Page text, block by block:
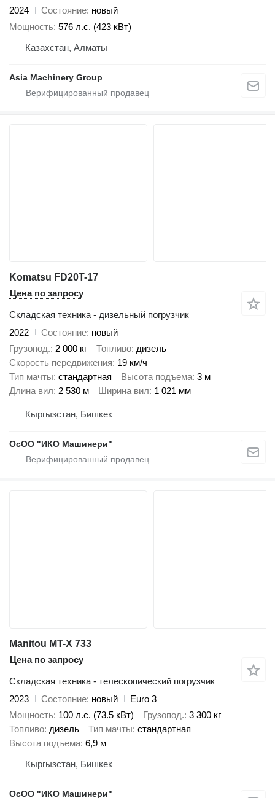
2024
Состояние новый
Мощность 576 л.с. (423 кВт)
Казахстан, Алматы
Asia Machinery Group
Komatsu FD20T-17
Цена по запросу
Складская техника - дизельный погрузчик
2022
Состояние новый
Грузопод. 2 000 кг Топливо дизель
Скорость передвижения 19 км/ч
Тип мачты стандартная Высота подъема 3 м
Длина вил 2 530 м Ширина вил 1 021 мм
Кыргызстан, Бишкек
ОсОО "ИКО Машинери"
Manitou MT-X 733
Цена по запросу
Складская техника - телескопический погрузчик
2023
Состояние новый
Euro 3
Мощность 100 л.с. (73.5 кВт) Грузопод. 3 300 кг
Топливо дизель Тип мачты стандартная
Высота подъема 6,9 м
Кыргызстан, Бишкек
ОсОО "ИКО Машинери"